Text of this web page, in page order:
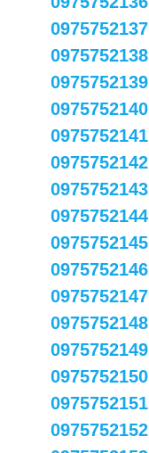
0975752137
0975752138
0975752139
0975752140
0975752141
0975752142
0975752143
0975752144
0975752145
0975752146
0975752147
0975752148
0975752149
0975752150
0975752151
0975752152